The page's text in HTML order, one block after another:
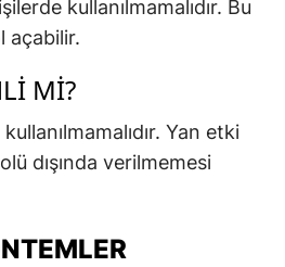
kullanılmamalıdır. Bu
açabilir.
MI?
Yan etki
dışında verilmemesi